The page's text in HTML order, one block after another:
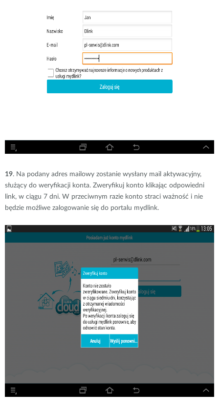
19. Na podany adres mailowy zostanie wysłany mail aktywacyjny,
służący do weryfikacji konta. Zweryfikuj konto klikając odpowiedni
link, w ciągu 7 dni. W przeciwnym razie konto straci ważność i nie
będzie możliwe zalogowanie się do portalu mydlink.